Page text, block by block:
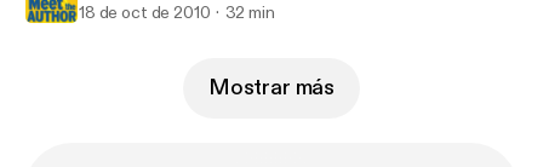
18 de oct de 2010 32 min
Mostrar más